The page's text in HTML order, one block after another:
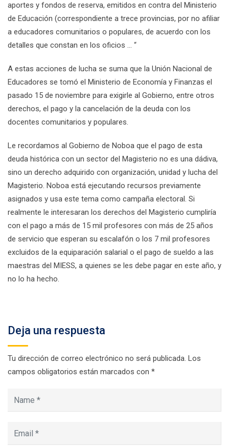
aportes y fondos de reserva, emitidos en contra del Ministerio
de Educación (correspondiente a trece provincias, por no afiliar
a educadores comunitarios o populares, de acuerdo con los
detalles que constan en los oficios … “
A estas acciones de lucha se suma que la Unión Nacional de
Educadores se tomó el Ministerio de Economía y Finanzas el
pasado 15 de noviembre para exigirle al Gobierno, entre otros
derechos, el pago y la cancelación de la deuda con los
docentes comunitarios y populares.
Le recordamos al Gobierno de Noboa que el pago de esta
deuda histórica con un sector del Magisterio no es una dádiva,
sino un derecho adquirido con organización, unidad y lucha del
Magisterio. Noboa está ejecutando recursos previamente
asignados y usa este tema como campaña electoral. Si
realmente le interesaran los derechos del Magisterio cumpliría
con el pago a más de 15 mil profesores con más de 25 años
de servicio que esperan su escalafón o los 7 mil profesores
excluidos de la equiparación salarial o el pago de sueldo a las
maestras del MIESS, a quienes se les debe pagar en este año, y
no lo ha hecho.
Deja una respuesta
Tu dirección de correo electrónico no será publicada. Los
campos obligatorios están marcados con *